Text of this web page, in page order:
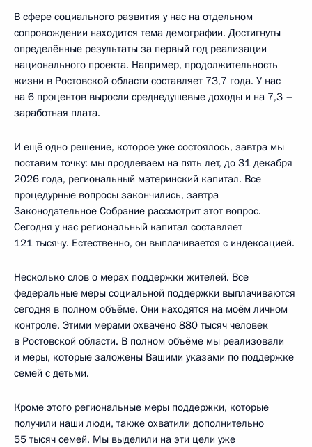
В сфере социального развития у нас на отдельном
сопровождении находится тема демографии. Достигнуты
определённые результаты за первый год реализации
национального проекта. Например, продолжительность
жизни в Ростовской области составляет 73,7 года. У нас
на 6 процентов выросли среднедушевые доходы и на 7,3 –
заработная плата.
И ещё одно решение, которое уже состоялось, завтра мы
поставим точку: мы продлеваем на пять лет, до 31 декабря
2026 года, региональный материнский капитал. Все
процедурные вопросы закончились, завтра
Законодательное Собрание рассмотрит этот вопрос.
Сегодня у нас региональный капитал составляет
121 тысячу. Естественно, он выплачивается с индексацией.
Несколько слов о мерах поддержки жителей. Все
федеральные меры социальной поддержки выплачиваются
сегодня в полном объёме. Они находятся на моём личном
контроле. Этими мерами охвачено 880 тысяч человек
в Ростовской области. В полном объёме мы реализовали
и меры, которые заложены Вашими указами по поддержке
семей с детьми.
Кроме этого региональные меры поддержки, которые
получили наши люди, также охватили дополнительно
55 тысяч семей. Мы выделили на эти цели уже